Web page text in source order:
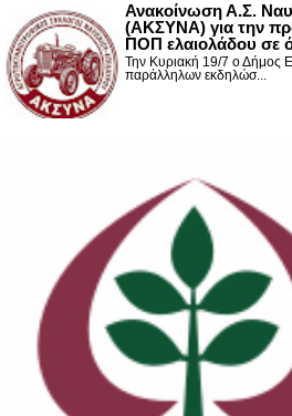
Ανακοίνωση Α.Σ.
(ΑΚΣΥΝΑ) για την
ΠΟΠ ελαιολάδου σε
Την Κυριακή 19/7 ο Δήμος
παράλληλων εκδηλώσ...